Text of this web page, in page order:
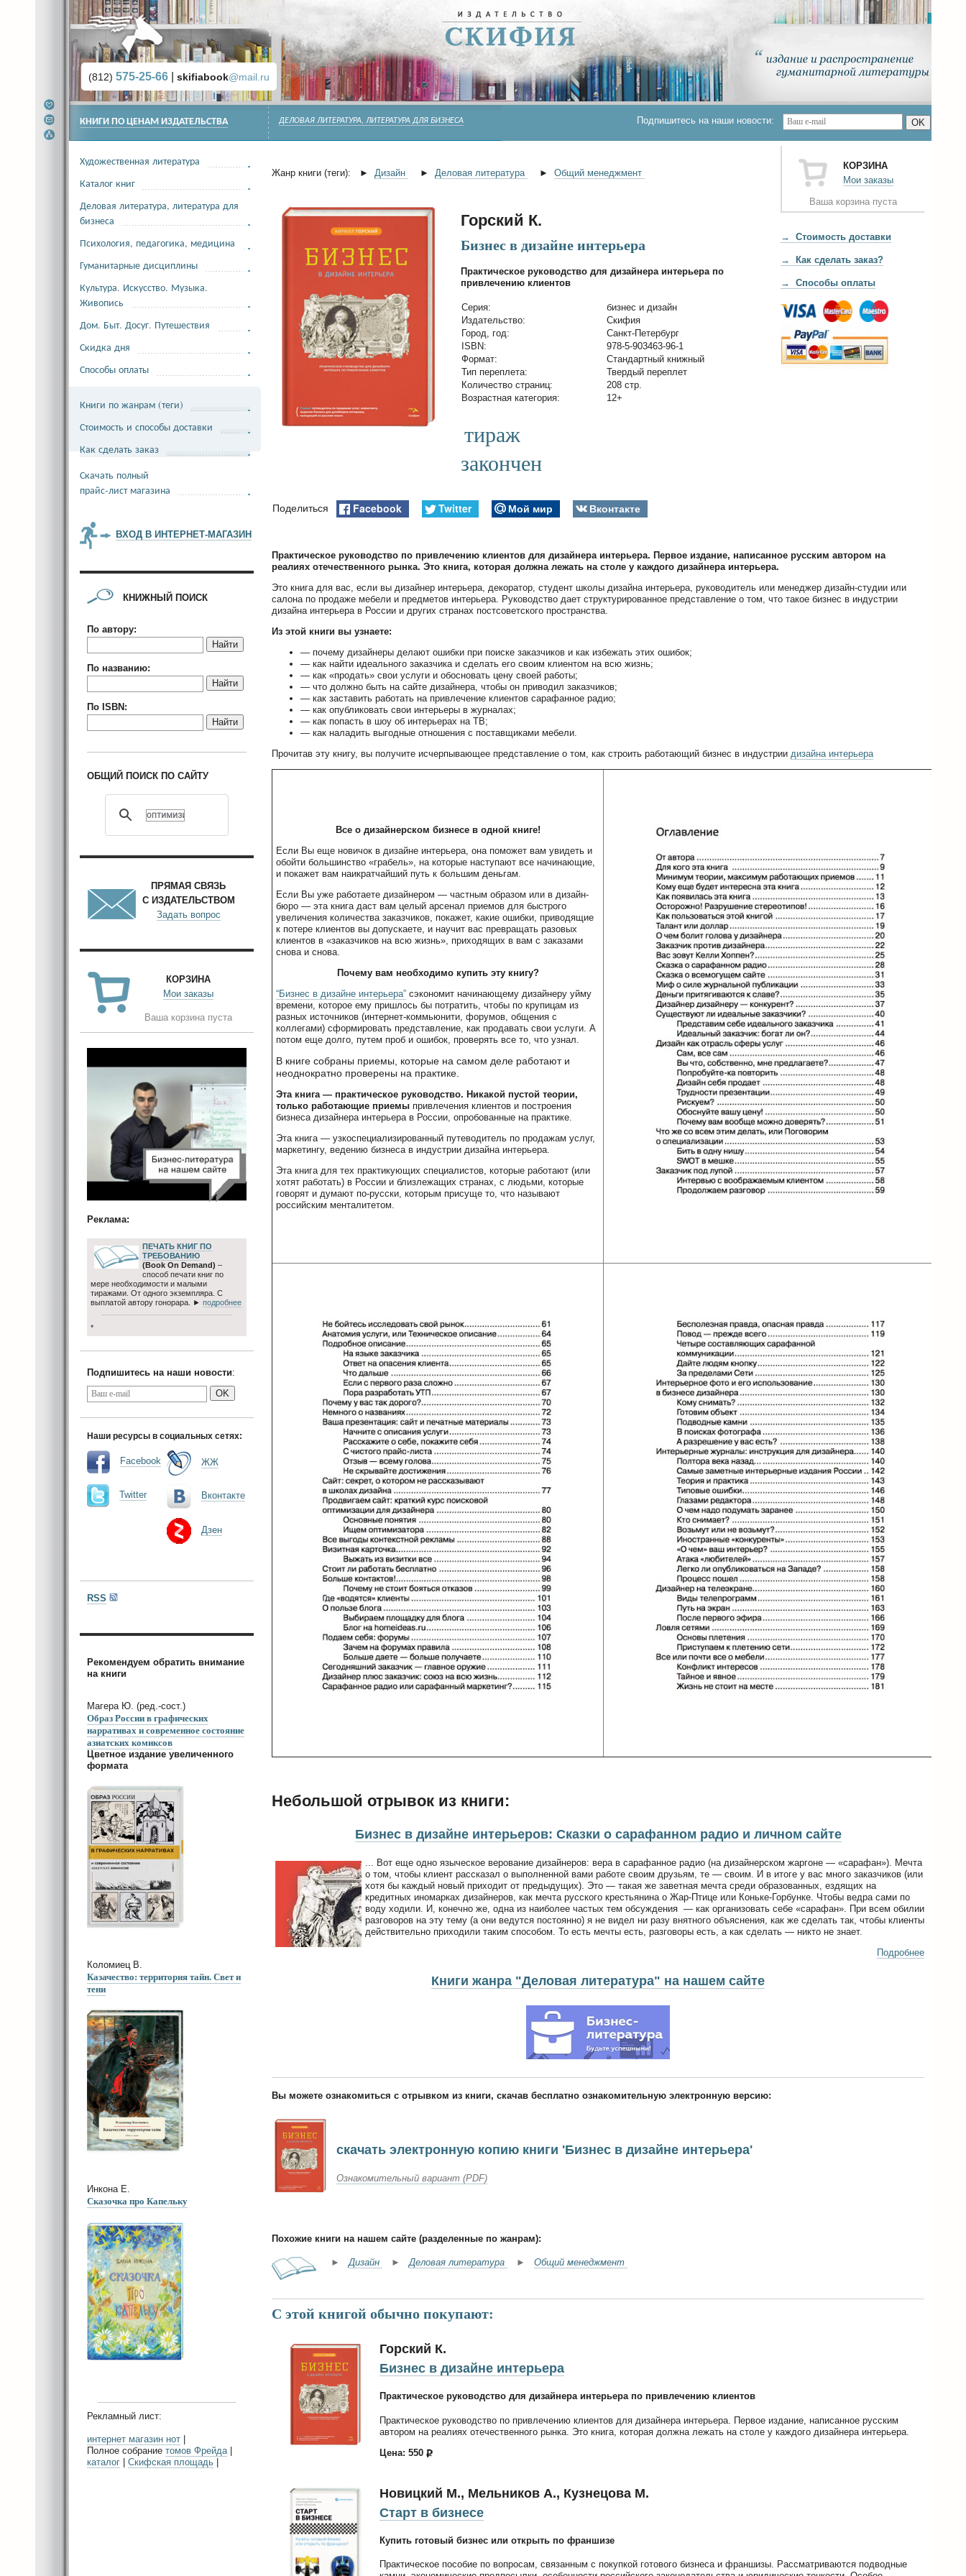
(812) 575-25-66 skifiabook@mail.ru
ДЕЛОВАЯ ЛИТЕРАТУРА, ЛИТЕРАТУРА ДЛЯ БИЗНЕСА Подпишитесь на наши новости: OK
КОРЗИНА
Мои заказы
Ваша корзина пуста
→ Стоимость доставки
→ Как сделать заказ?
→ Способы оплаты
Жанр книги (теги): ► Дизайн ► Деловая литература ► Общий менеджмент
Горский К.
Бизнес в дизайне интерьера
Практическое руководство для дизайнера интерьера по
привлечению клиентов
Cерия:
бизнес и дизайн
Издательство:
Скифия
Город, год:
Санкт-Петербург
ISBN:
978-5-903463-96-1
Формат:
Стандартный книжный
Тип переплета:
Твердый переплет
Количество страниц:
208 стр.
Возрастная категория:
12+
тираж
закончен
Поделиться Facebook Twitter Мой мир Вконтакте
Практическое руководство по привлечению клиентов для дизайнера интерьера. Первое издание, написанное русским автором на
реалиях отечественного рынка. Это книга, которая должна лежать на столе у каждого дизайнера интерьера.
Это книга для вас, если вы дизайнер интерьера, декоратор, студент школы дизайна интерьера, руководитель или менеджер дизайн-студии или
салона по продаже мебели и предметов интерьера. Руководство дает структурированное представление о том, что такое бизнес в индустрии
дизайна интерьера в России и других странах постсоветского пространства.
Из этой книги вы узнаете:
— почему дизайнеры делают ошибки при поиске заказчиков и как избежать этих ошибок;
— как найти идеального заказчика и сделать его своим клиентом на всю жизнь;
— как «продать» свои услуги и обосновать цену своей работы;
— что должно быть на сайте дизайнера, чтобы он приводил заказчиков;
— как заставить работать на привлечение клиентов сарафанное радио;
— как опубликовать свои интерьеры в журналах;
— как попасть в шоу об интерьерах на ТВ;
— как наладить выгодные отношения с поставщиками мебели.
Прочитав эту книгу, вы получите исчерпывающее представление о том, как строить работающий бизнес в индустрии дизайна интерьера
Все о дизайнерском бизнесе в одной книге!
Если Вы еще новичок в дизайне интерьера, она поможет вам увидеть и
обойти большинство «грабель», на которые наступают все начинающие,
и покажет вам наикратчайший путь к большим деньгам.
Если Вы уже работаете дизайнером — частным образом или в дизайн-
бюро — эта книга даст вам целый арсенал приемов для быстрого
увеличения количества заказчиков, покажет, какие ошибки, приводящие
к потере клиентов вы допускаете, и научит вас превращать разовых
клиентов в «заказчиков на всю жизнь», приходящих в вам с заказами
снова и снова.
Почему вам необходимо купить эту книгу?
“Бизнес в дизайне интерьера” сэкономит начинающему дизайнеру уйму
времени, которое ему пришлось бы потратить, чтобы по крупицам из
разных источников (интернет-коммьюнити, форумов, общения с
коллегами) сформировать представление, как продавать свои услуги. А
потом еще долго, путем проб и ошибок, проверять все то, что узнал.
В книге собраны приемы, которые на самом деле работают и
неоднократно проверены на практике.
Эта книга — практическое руководство. Никакой пустой теории,
только работающие приемы привлечения клиентов и построения
бизнеса дизайнера интерьера в России, опробованные на практике.
Эта книга — узкоспециализированный путеводитель по продажам услуг,
маркетингу, ведению бизнеса в индустрии дизайна интерьера.
Эта книга для тех практикующих специалистов, которые работают (или
хотят работать) в России и близлежащих странах, с людьми, которые
говорят и думают по-русски, которым присуще то, что называют
российским менталитетом.
Небольшой отрывок из книги:
Бизнес в дизайне интерьеров: Сказки о сарафанном радио и личном сайте
... Вот еще одно языческое верование дизайнеров: вера в сарафанное радио (на дизайнерском жаргоне — «сарафан»). Мечта
о том, чтобы клиент рассказал о выполненной вами работе своим друзьям, те — своим. И в итоге у вас много заказчиков (или
хотя бы каждый новый приходит от предыдущих). Это — такая же заветная мечта среди образованных, ездящих на
кредитных иномарках дизайнеров, как мечта русского крестьянина о Жар-Птице или Коньке-Горбунке. Чтобы ведра сами по
воду ходили. И, конечно же, одна из наиболее частых тем обсуждения — как организовать себе «сарафан». При всем обилии
разговоров на эту тему (а они ведутся постоянно) я не видел ни разу внятного объяснения, как же сделать так, чтобы клиенты
действительно приходили таким способом. То есть мечты есть, разговоры есть, а как сделать — никто не знает.
Подробнее
Книги жанра "Деловая литература" на нашем сайте
Вы можете ознакомиться с отрывком из книги, скачав бесплатно ознакомительную электронную версию:
скачать электронную копию книги 'Бизнес в дизайне интерьера'
Ознакомительный вариант (PDF)
Похожие книги на нашем сайте (разделенные по жанрам):
►Дизайн ►Деловая литература ► Общий менеджмент
С этой книгой обычно покупают:
Горский К.
Бизнес в дизайне интерьера
Практическое руководство для дизайнера интерьера по привлечению клиентов
Практическое руководство по привлечению клиентов для дизайнера интерьера. Первое издание, написанное русским
автором на реалиях отечественного рынка. Это книга, которая должна лежать на столе у каждого дизайнера интерьера.
Цена: 550
Новицкий М., Мельников А., Кузнецова М.
Старт в бизнесе
Купить готовый бизнес или открыть по франшизе
Практическое пособие по вопросам, связанным с покупкой готового бизнеса и франшизы. Рассматриваются подводные
КНИГИ ПО ЦЕНАМ ИЗДАТЕЛЬСТВА
Художественная литература
Каталог книг
Деловая литература, литература для
бизнеса
Психология, педагогика, медицина
Гуманитарные дисциплины
Культура. Искусство. Музыка.
Живопись
Дом. Быт. Досуг. Путешествия
Скидка дня
Способы оплаты
Книги по жанрам (теги)
Стоимость и способы доставки
Как сделать заказ
Скачать полный
прайс-лист магазина
ВХОД В ИНТЕРНЕТ-МАГАЗИН
КНИЖНЫЙ ПОИСК
По автору:
Найти
По названию:
Найти
По ISBN:
Найти
ОБЩИЙ ПОИСК ПО САЙТУ
ПРЯМАЯ СВЯЗЬ
С ИЗДАТЕЛЬСТВОМ
Задать вопрос
КОРЗИНА
Мои заказы
Ваша корзина пуста
Реклама:
ПЕЧАТЬ КНИГ ПО
ТРЕБОВАНИЮ
(Book On Demand) –
способ печати книг по
мере необходимости и малыми
тиражами. От одного экземпляра. С
выплатой автору гонорара. ► подробнее
*
Подпишитесь на наши новости:
OK
Наши ресурсы в социальных сетях:
Facebook
Twitter
ЖЖ
Вконтакте
Дзен
RSS
Рекомендуем обратить внимание
на книги
Магера Ю. (ред.-сост.)
Образ России в графических
нарративах и современное состояние
азиатских комиксов
Цветное издание увеличенного
формата
Коломиец В.
Казачество: территория тайн. Свет и
тени
Инкона Е.
Сказочка про Капельку
Рекламный лист:
интернет магазин нот
Полное собрание томов Фрейда|
каталог
Скифская площадь